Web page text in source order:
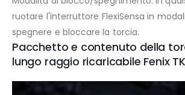
ruotare l'interruttore FlexiSensa in
spegnere e bloccare la torcia.
Pacchetto e contenuto della
lungo raggio ricaricabile Fenix